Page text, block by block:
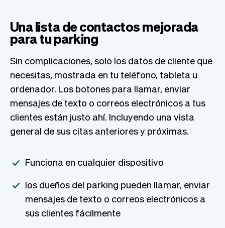
Una lista de contactos mejorada
para tu parking
Sin complicaciones, solo los datos de cliente que
necesitas, mostrada en tu teléfono, tableta u
ordenador. Los botones para llamar, enviar
mensajes de texto o correos electrónicos a tus
clientes están justo ahí. Incluyendo una vista
general de sus citas anteriores y próximas.
Funciona en cualquier dispositivo
los dueños del parking pueden llamar, enviar
mensajes de texto o correos electrónicos a
sus clientes fácilmente